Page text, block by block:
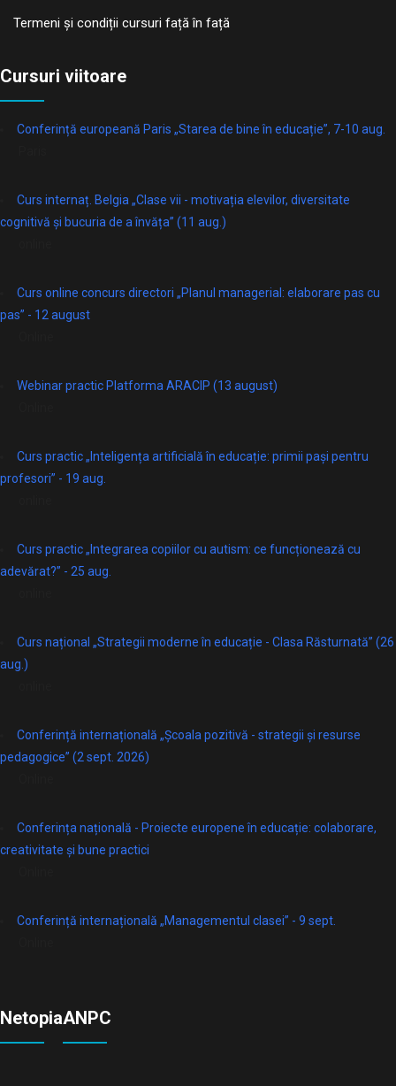
Termeni și condiții cursuri față în față
Cursuri viitoare
Conferință europeană Paris „Starea de bine în educație”, 7-10 aug.
Curs internaț. Belgia „Clase vii - motivația elevilor, diversitate
cognitivă și bucuria de a învăța” (11 aug.)
Curs online concurs directori „Planul managerial: elaborare pas cu
pas” - 12 august
Webinar practic Platforma ARACIP (13 august)
Curs practic „Inteligența artificială în educație: primii pași pentru
profesori” - 19 aug.
Curs practic „Integrarea copiilor cu autism: ce funcționează cu
adevărat?” - 25 aug.
Curs național „Strategii moderne în educație - Clasa Răsturnată” (26
aug.)
Conferință internațională „Școala pozitivă - strategii și resurse
pedagogice” (2 sept. 2026)
Conferința națională - Proiecte europene în educație: colaborare,
creativitate și bune practici
Conferință internațională „Managementul clasei” - 9 sept.
NetopiaANPC